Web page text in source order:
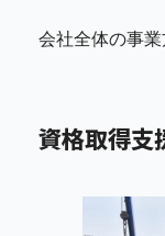
会社全体の事業
資格取得支